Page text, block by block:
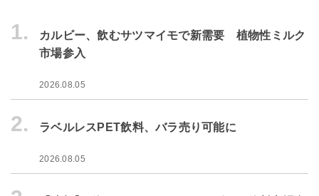
1.
カルビー、飲むサツマイモで新需要 植物性ミルク
市場参入
2026.08.05
2. ラベルレスPET飲料、バラ売り可能に
2026.08.05